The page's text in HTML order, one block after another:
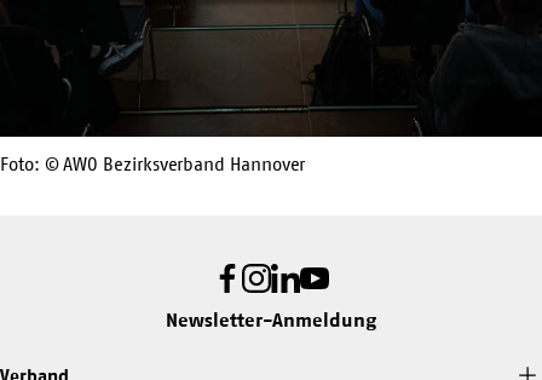
Foto: © AWO Bezirksverband Hannover
Facebook
Instagram
LinkedIn
Youtube
Newsletter-Anmeldung
Verband